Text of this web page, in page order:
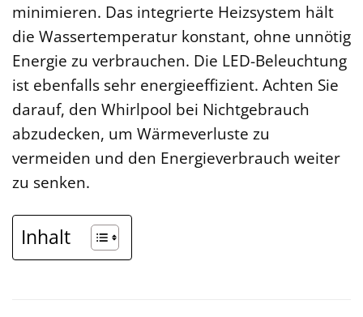
minimieren. Das integrierte Heizsystem hält
die Wassertemperatur konstant, ohne unnötig
Energie zu verbrauchen. Die LED-Beleuchtung
ist ebenfalls sehr energieeffizient. Achten Sie
darauf, den Whirlpool bei Nichtgebrauch
abzudecken, um Wärmeverluste zu
vermeiden und den Energieverbrauch weiter
zu senken.
Inhalt